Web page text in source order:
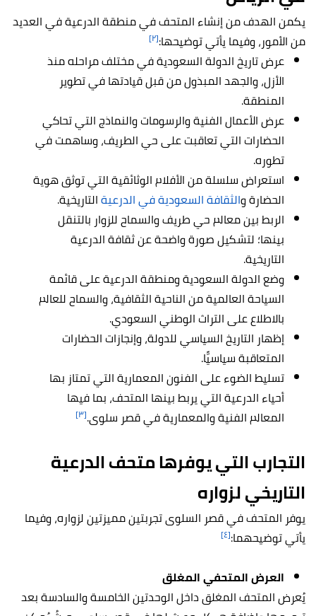
يكمن الهدف من إنشاء المتحف في منطقة الدرعية في العديد
من الأمور، وفيما يأتي توضيحها:[٢]
عرض تاريخ الدولة السعودية في مختلف مراحله منذ
الأزل، والجهد المبذول من قبل قيادتها في تطوير
المنطقة.
عرض الأعمال الفنية والرسومات والنماذج التي تحاكي
الحضارات التي تعاقبت على حي الطريف، وساهمت في
تطوره.
استعراض سلسلة من الأفلام الوثائقية التي توثق هوية
الحضارة والثقافة السعودية في الدرعيةالتاريخية.
الربط بين معالم حي طريف والسماح للزوار بالتنقل
بينها؛ لتشكيل صورة واضحة عن ثقافة الدرعية
التاريخية.
وضع الدولة السعودية ومنطقة الدرعية على قائمة
السياحة العالمية من الناحية الثقافية، والسماح للعالم
بالاطلاع على التراث الوطني السعودي.
إظهار التاريخ السياسي للدولة، وإنجازات الحضارات
المتعاقبة سياسيًّا.
تسليط الضوء على الفنون المعمارية التي تمتاز بها
أحياء الدرعية التي يربط بينها المتحف، بما فيها
المعالم الفنية والمعمارية في قصر سلوى.[٣]
التجارب التي يوفرها متحف الدرعية
التاريخي لزواره
يوفر المتحف في قصر السلوى تجربتين مميزتين لزواره، وفيما
يأتي توضيحهما:[٤]
العرض المتحفي المغلق
يُعرض المتحف المغلق داخل الوحدتين الخامسة والسادسة بعد